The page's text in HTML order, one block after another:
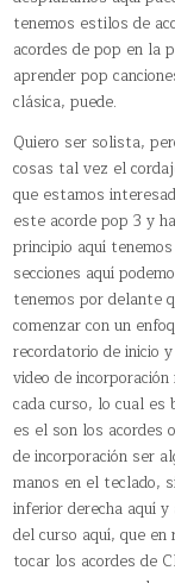
tenemos estilos de
acordes de pop en la
aprender pop
clásica, puede.
Quiero ser solista,
cosas tal vez el
que estamos
este acorde pop 3 y
principio aquí
secciones aquí
tenemos por delante
comenzar con un
recordatorio de inicio
video de
cada curso, lo cual es
es el son los acordes
de incorporación ser
manos en el teclado,
inferior derecha aquí
del curso aquí, que
tocar los acordes de